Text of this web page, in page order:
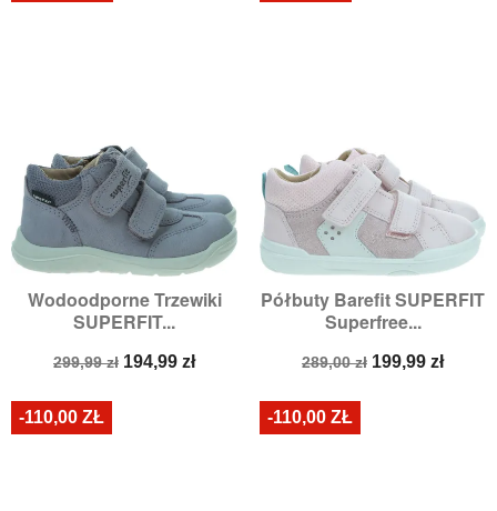
Wodoodporne Trzewiki
SUPERFIT...
Cena
299,99 zł Cena
194,99 zł
Półbuty Barefit SUPERFIT
Superfree...
Cena
289,00 zł Cena
199,99 zł
-110,00 ZŁ -110,00 ZŁ